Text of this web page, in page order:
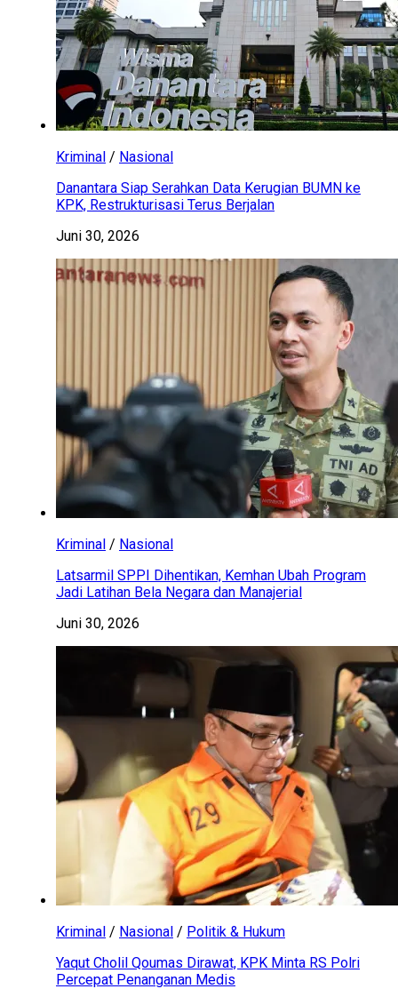
Kriminal / Nasional
Danantara Siap Serahkan Data Kerugian BUMN ke
KPK, Restrukturisasi Terus Berjalan
Juni 30, 2026
Kriminal / Nasional
Latsarmil SPPI Dihentikan, Kemhan Ubah Program
Jadi Latihan Bela Negara dan Manajerial
Juni 30, 2026
Kriminal / Nasional / Politik & Hukum
Yaqut Cholil Qoumas Dirawat, KPK Minta RS Polri
Percepat Penanganan Medis